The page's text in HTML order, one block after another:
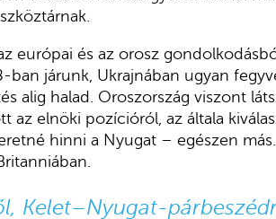
európai és az orosz
járunk, Ukrajnában ugyan
alig halad. Oroszország viszont
az elnöki pozícióról, az általa
hinni a Nyugat – egészen más.
Kelet–Nyugat-